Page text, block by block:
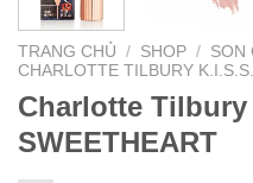
TRANG CHỦ / SHOP / SON
CHARLOTTE TILBURY
Charlotte Tilbury
SWEETHEART